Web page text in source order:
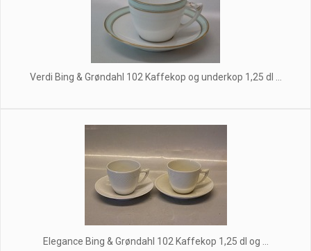
Verdi Bing & Grøndahl 102 Kaffekop og underkop 1,25 dl ...
Elegance Bing & Grøndahl 102 Kaffekop 1,25 dl og ...